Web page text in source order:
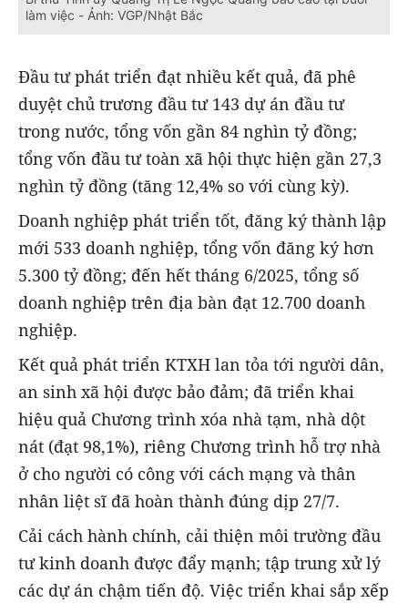
làm việc - Ảnh: VGP/Nhật Bắc
Đầu tư phát triển đạt nhiều kết quả, đã phê
duyệt chủ trương đầu tư 143 dự án đầu tư
trong nước, tổng vốn gần 84 nghìn tỷ đồng;
tổng vốn đầu tư toàn xã hội thực hiện gần 27,3
nghìn tỷ đồng (tăng 12,4% so với cùng kỳ).
Doanh nghiệp phát triển tốt, đăng ký thành lập
mới 533 doanh nghiệp, tổng vốn đăng ký hơn
5.300 tỷ đồng; đến hết tháng 6/2025, tổng số
doanh nghiệp trên địa bàn đạt 12.700 doanh
nghiệp.
Kết quả phát triển KTXH lan tỏa tới người dân,
an sinh xã hội được bảo đảm; đã triển khai
hiệu quả Chương trình xóa nhà tạm, nhà dột
nát (đạt 98,1%), riêng Chương trình hỗ trợ nhà
ở cho người có công với cách mạng và thân
nhân liệt sĩ đã hoàn thành đúng dịp 27/7.
Cải cách hành chính, cải thiện môi trường đầu
tư kinh doanh được đẩy mạnh; tập trung xử lý
các dự án chậm tiến độ. Việc triển khai sắp xếp